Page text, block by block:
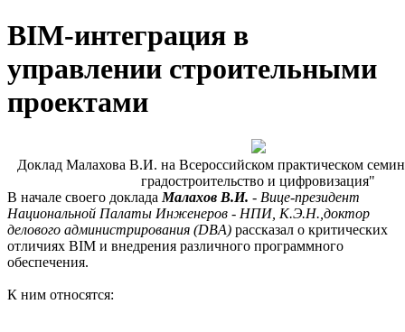
BIM-интеграция в
управлении строительными
проектами
Доклад Малахова В.И. на Всероссийском практическом
градостроительство и цифровизация"
В начале своего доклада Малахов В.И. - Вице-президент
Национальной Палаты Инженеров - НПИ, К.Э.Н.,доктор
делового администрирования (DBA) рассказал о критических
отличиях BIM и внедрения различного программного
обеспечения.
К ним относятся: